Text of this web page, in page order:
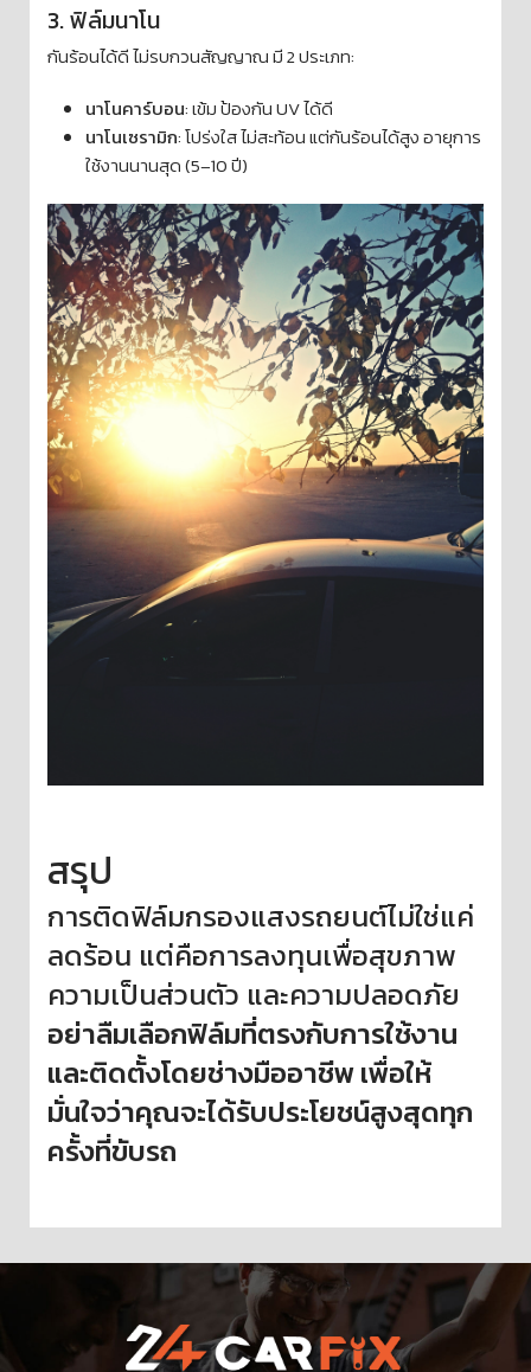
3. ฟิล์มนาโน
กันร้อนได้ดี ไม่รบกวนสัญญาณ มี 2 ประเภท:
นาโนคาร์บอน: เข้ม ป้องกัน UV ได้ดี
นาโนเซรามิก: โปร่งใส ไม่สะท้อน แต่กันร้อนได้สูง อายุการ
ใช้งานนานสุด (5–10 ปี)
สรุป
การติดฟิล์มกรองแสงรถยนต์ไม่ใช่แค่
ลดร้อน แต่คือการลงทุนเพื่อสุขภาพ
ความเป็นส่วนตัว และความปลอดภัย
อย่าลืมเลือกฟิล์มที่ตรงกับการใช้งาน
และติดตั้งโดยช่างมืออาชีพ เพื่อให้
มั่นใจว่าคุณจะได้รับประโยชน์สูงสุดทุก
ครั้งที่ขับรถ